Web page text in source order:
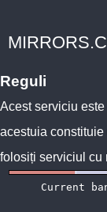
Reguli
Acest serviciu
acestuia
folosiți serviciul cu